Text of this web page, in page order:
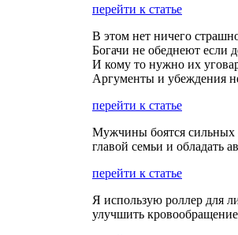
перейти к статье
В этом нет ничего
Богачи не обеднеют
И кому то нужно их
Аргументы и убеждения
перейти к статье
Мужчины боятся сильных
главой семьи и обладать
перейти к статье
Я использую роллер для
улучшить